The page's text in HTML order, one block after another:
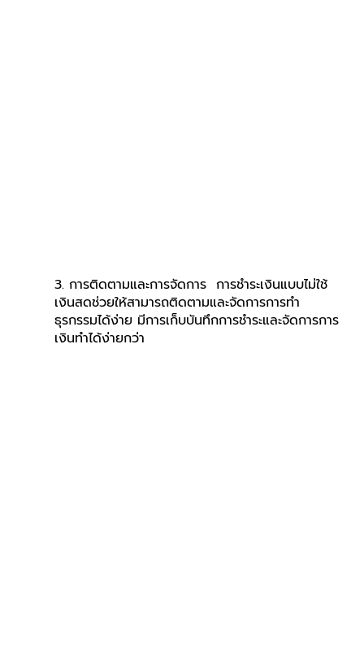
3. การติดตามและการจัดการ  การชำระเงินแบบไม่ใช้
เงินสดช่วยให้สามารถติดตามและจัดการการทำ
ธุรกรรมได้ง่าย มีการเก็บบันทึกการชำระและจัดการการ
เงินทำได้ง่ายกว่า